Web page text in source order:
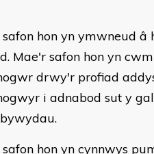
hon yn ymwneud
Mae'r safon hon yn
drwy'r profiad
i adnabod sut y
hon yn cynnwys